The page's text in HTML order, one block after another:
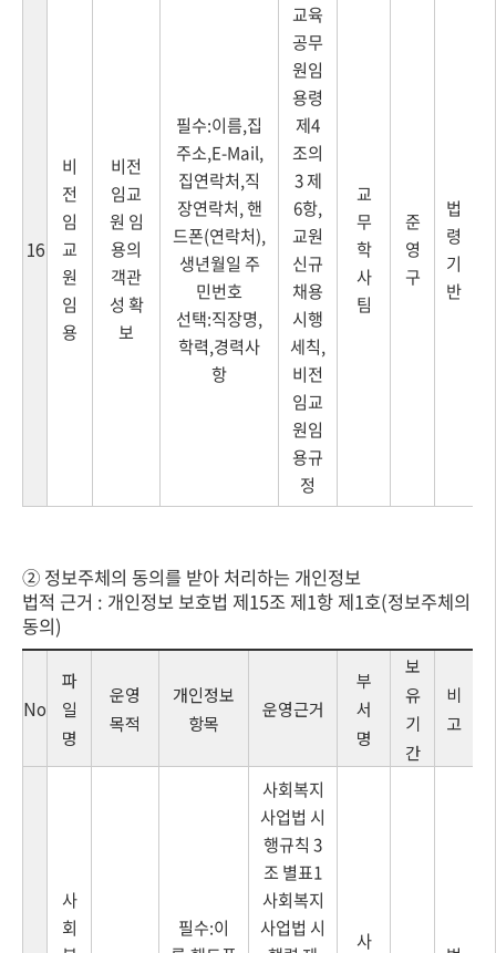
16
비
전
임
교
원
임
용
비전
임교
원 임
용의
객관
성 확
보
필수:이름,집
주소,E-Mail,
집연락처,직
장연락처, 핸
드폰(연락처),
생년월일 주
민번호
선택:직장명,
학력,경력사
항
교육
공무
원임
용령
제4
조의
3 제
6항,
교원
신규
채용
시행
세칙,
비전
임교
원임
용규
정
교
무
학
사
팀
준
영
구
법
령
기
반
② 정보주체의 동의를 받아 처리하는 개인정보
법적 근거 : 개인정보 보호법 제15조 제1항 제1호(정보주체의
동의)
No
파
일
명
운영
목적
개인정보
항목
운영근거
부
서
명
보
유
기
간
비
고
사
회
필수:이
사회복지
사업법 시
행규칙 3
조 별표1
사회복지
사업법 시
사